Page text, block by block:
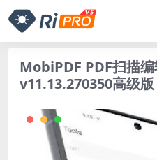
MobiPDF PDF扫描编
v11.13.270350高级版